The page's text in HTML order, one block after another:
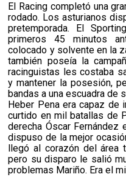
El Racing completó una
rodado. Los asturianos
pretemporada. El
primeros 45 minutos
colocado y solvente en la
también poseía la
racinguistas les costaba
y mantener la posesión,
bandas a una escuadra de
Heber Pena era capaz de
curtido en mil batallas de
derecha Óscar Fernández
dispuso de la mejor
llegó al corazón del área
pero su disparo le salió
problemas Mariño. Era el